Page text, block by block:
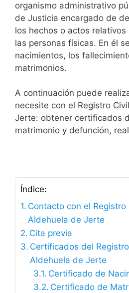
organismo administrativo
de Justicia encargado de
los hechos o actos
las personas físicas. En él
nacimientos, los
matrimonios.
A continuación puede
necesite con el Registro
Jerte: obtener certificados
matrimonio y defunción,
Índice:
Contacto con el Registro
Aldehuela de Jerte
Cita previa
Certificados del
Aldehuela de Jerte
Certificado de
Certificado de